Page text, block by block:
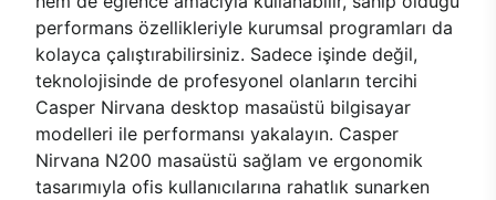
performans özellikleriyle kurumsal programları da
kolayca çalıştırabilirsiniz. Sadece işinde değil,
teknolojisinde de profesyonel olanların tercihi
Casper Nirvana desktop masaüstü bilgisayar
modelleri ile performansı yakalayın. Casper
Nirvana N200 masaüstü sağlam ve ergonomik
tasarımıyla ofis kullanıcılarına rahatlık sunarken